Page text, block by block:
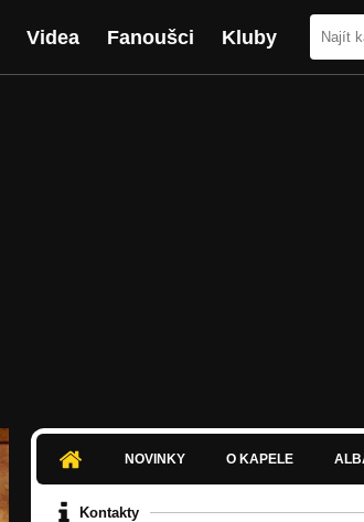
Videa Fanoušci Kluby
NOVINKY O KAPELE
Kontakty